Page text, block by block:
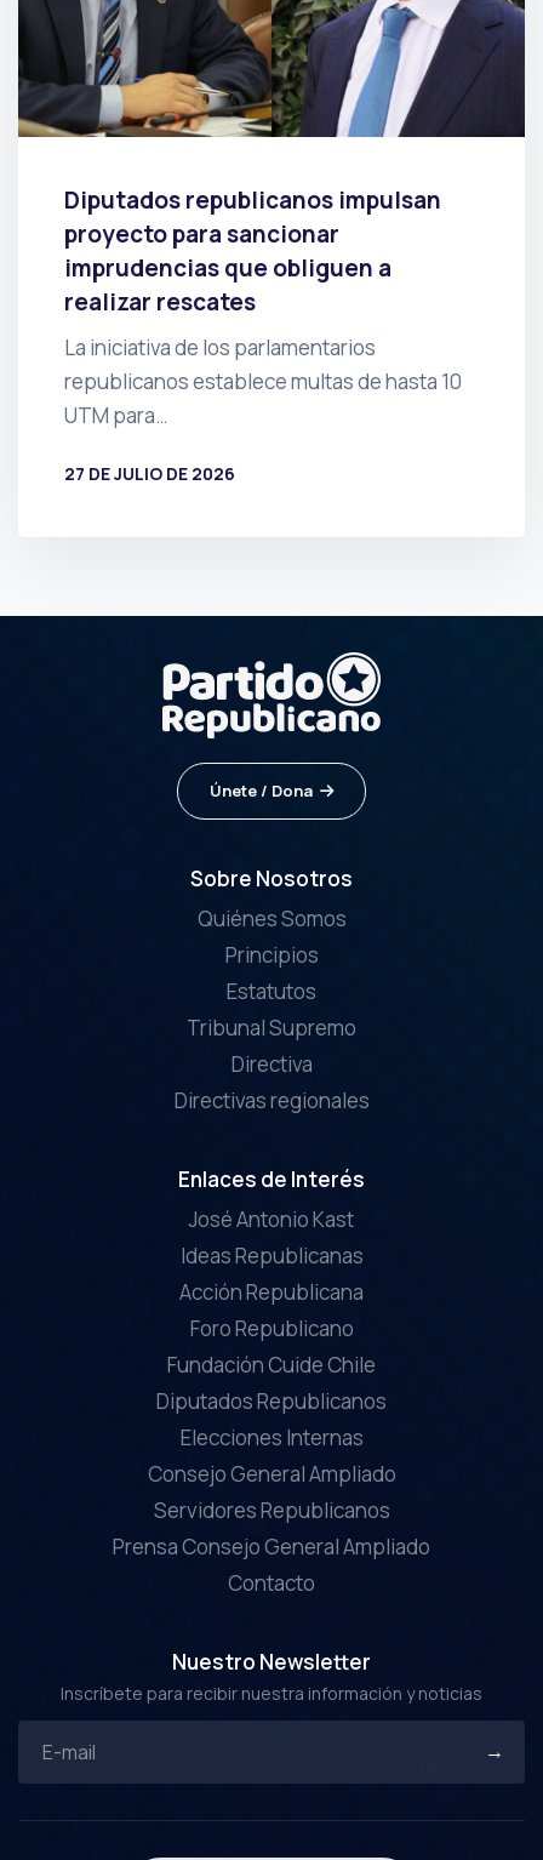
Diputados republicanos impulsan
proyecto para sancionar
imprudencias que obliguen a
realizar rescates
La iniciativa de los parlamentarios
republicanos establece multas de hasta 10
UTM para…
27 DE JULIO DE 2026
Únete / Dona
Sobre Nosotros
Quiénes Somos
Principios
Estatutos
Tribunal Supremo
Directiva
Directivas regionales
Enlaces de Interés
José Antonio Kast
Ideas Republicanas
Acción Republicana
Foro Republicano
Fundación Cuide Chile
Diputados Republicanos
Elecciones Internas
Consejo General Ampliado
Servidores Republicanos
Prensa Consejo General Ampliado
Contacto
Nuestro Newsletter
Inscríbete para recibir nuestra información y noticias